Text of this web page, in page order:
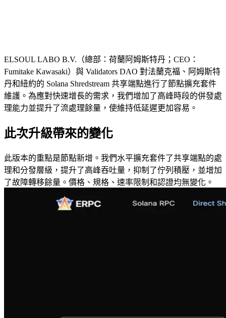
ELSOUL LABO B.V.（總部：荷蘭阿姆斯特丹；CEO：
Fumitake Kawasaki）與 Validators DAO 對法蘭克福、阿姆斯特
丹和紐約的 Solana Shredstream 共享端點進行了節點擴充套件
維護。為應對快速增長的需求，我們增加了高峰時段的併發處
理能力並提升了流處理餘量，使維持低延遲更加容易。
此次升級帶來的變化
此版本的重點是節點新增。我們水平擴充套件了共享端點的處
理和分發層級，提升了高峰吞吐量，抑制了佇列積壓，並增加
了故障轉移餘量。價格、規格、速率限制和認證均無變化。